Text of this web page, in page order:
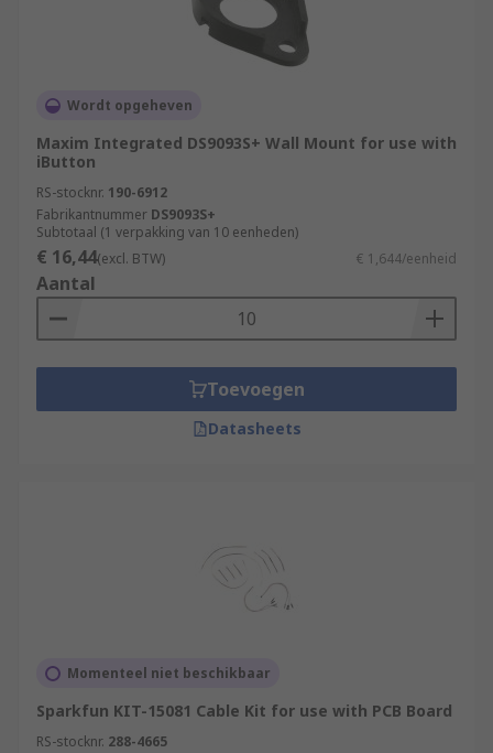
Wordt opgeheven
Maxim Integrated DS9093S+ Wall Mount for use with
iButton
RS-stocknr. 190-6912
Fabrikantnummer DS9093S+
Subtotaal (1 verpakking van 10 eenheden)
€ 16,44(excl. BTW) € 1,644/eenheid
Aantal
Toevoegen
Datasheets
Momenteel niet beschikbaar
Sparkfun KIT-15081 Cable Kit for use with PCB Board
RS-stocknr. 288-4665